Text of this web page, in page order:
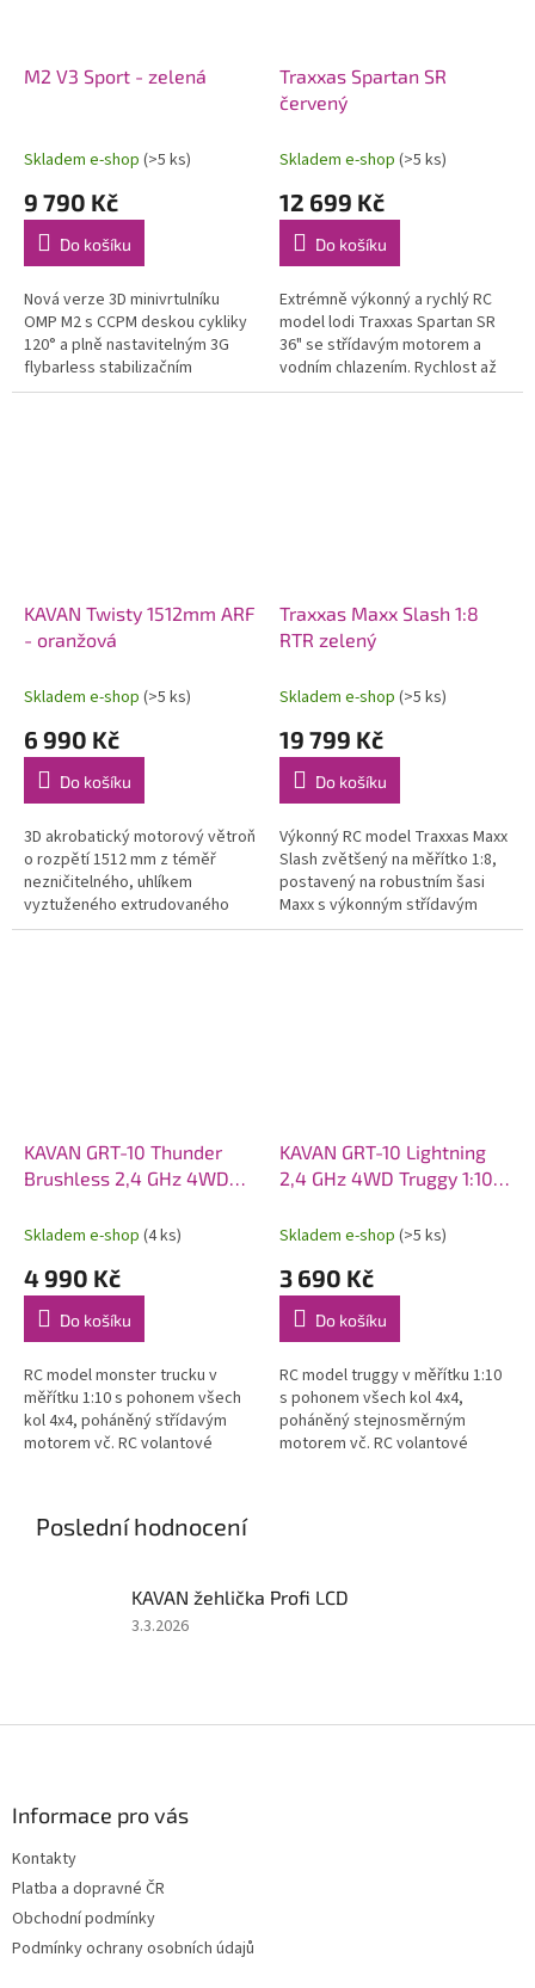
M2 V3 Sport - zelená
Skladem e-shop (>5 ks)
9 790 Kč
Do košíku
Nová verze 3D minivrtulníku
OMP M2 s CCPM deskou cykliky
120° a plně nastavitelným 3G
flybarless stabilizačním
systémem OFS3+ (přepínatelné
Traxxas Spartan SR
červený
Skladem e-shop (>5 ks)
12 699 Kč
Do košíku
Extrémně výkonný a rychlý RC
model lodi Traxxas Spartan SR
36" se střídavým motorem a
vodním chlazením. Rychlost až
80 km/h. Exkluzivní funkce
KAVAN Twisty 1512mm ARF
- oranžová
Skladem e-shop (>5 ks)
6 990 Kč
Do košíku
3D akrobatický motorový větroň
o rozpětí 1512 mm z téměř
nezničitelného, uhlíkem
vyztuženého extrudovaného
pěnového polyolefinu (EPO).
Traxxas Maxx Slash 1:8
RTR zelený
Skladem e-shop (>5 ks)
19 799 Kč
Do košíku
Výkonný RC model Traxxas Maxx
Slash zvětšený na měřítko 1:8,
postavený na robustním šasi
Maxx s výkonným střídavým
pohonem 6S. Model poskytuje
KAVAN GRT-10 Thunder
Brushless 2,4 GHz 4WD
Červený
Skladem e-shop (4 ks)
4 990 Kč
Do košíku
RC model monster trucku v
měřítku 1:10 s pohonem všech
kol 4x4, poháněný střídavým
motorem vč. RC volantové
KAVAN GRT-10 Lightning
2,4 GHz 4WD Truggy 1:10 -
Skladem e-shop (>5 ks)
3 690 Kč
Do košíku
RC model truggy v měřítku 1:10
s pohonem všech kol 4x4,
poháněný stejnosměrným
motorem vč. RC volantové
Poslední hodnocení
KAVAN žehlička Profi LCD
Hodnocení
3.3.2026
Informace pro vás
Kontakty
Platba a dopravné ČR
Obchodní podmínky
Podmínky ochrany osobních údajů